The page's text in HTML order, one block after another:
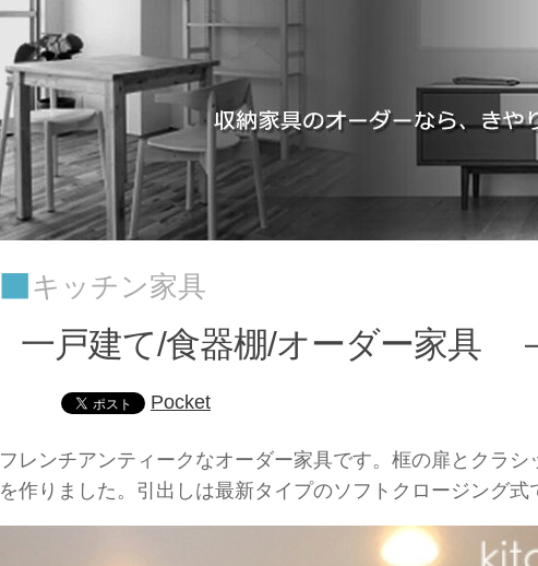
キッチン家具
一戸建て/食器棚/オーダー家具
Pocket
フレンチアンティークなオーダー家具です。框の扉とクラ
を作りました。引出しは最新タイプのソフトクロージング式